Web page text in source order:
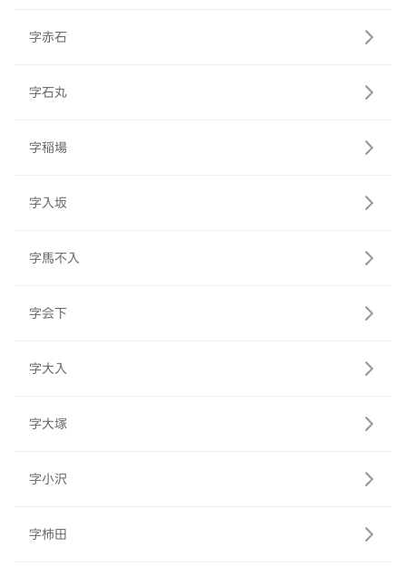
字赤石
字石丸
字稲場
字入坂
字馬不入
字会下
字大入
字大塚
字小沢
字柿田